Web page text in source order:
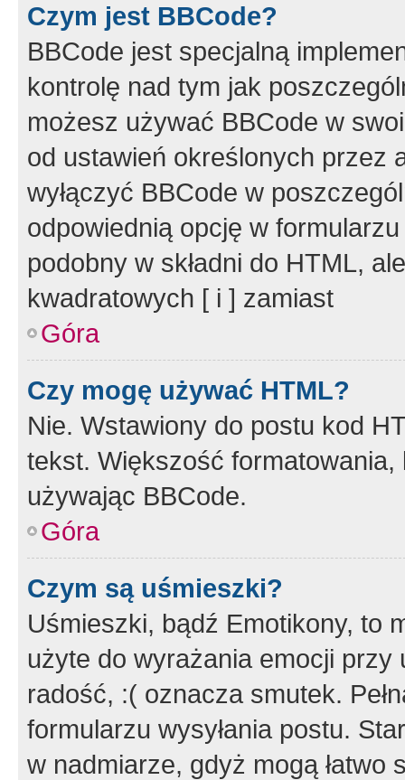
Czym jest BBCode?
BBCode jest specjalną
kontrolę nad tym jak
możesz używać BBCode w
od ustawień określonych przez
wyłączyć BBCode w
odpowiednią opcję w
podobny w składni do HTML,
kwadratowych [ i ] zamiast
Góra
Czy mogę używać HTML?
Nie. Wstawiony do postu kod
tekst. Większość
używając BBCode.
Góra
Czym są uśmieszki?
Uśmieszki, bądź Emotikony, to
użyte do wyrażania emocji
radość, :( oznacza smutek.
formularzu wysyłania postu.
w nadmiarze, gdyż mogą